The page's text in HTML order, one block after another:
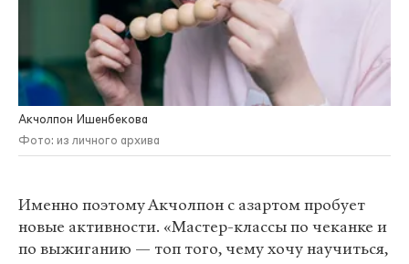
Акчолпон Ишенбекова
Фото: из личного архива
Именно поэтому Акчолпон с азартом пробует
новые активности. «Мастер-классы по чеканке и
по выжиганию — топ того, чему хочу научиться,